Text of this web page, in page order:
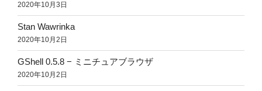
2020年10月3日
Stan Wawrinka
2020年10月2日
GShell 0.5.8 − ミニチュアブラウザ
2020年10月2日